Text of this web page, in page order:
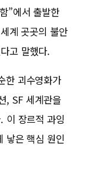
”에서 출발한
계 곳곳의 불안
고 말했다.
한 괴수영화가
, SF 세계관을
이 장르적 과잉
낳은 핵심 원인